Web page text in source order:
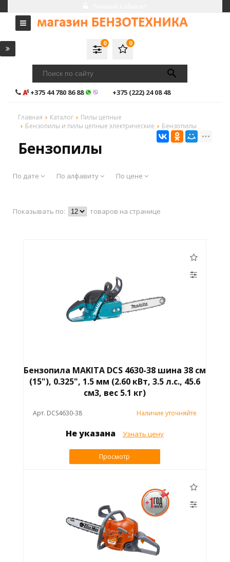
0
0
+375 44 780 86 88 +375 (222) 24 08 48
Главная Каталог
Пилы цепные
Бензопилы и пилы цепные электрические
Бензопилы
Бензопилы
По дате По алфавиту По цене
Показывать по: товаров на странице
Бензопила MAKITA DCS 4630-38 шина 38 см
(15"), 0.325", 1.5 мм (2.60 кВт, 3.5 л.с., 45.6
см3, вес 5.1 кг)
Арт. DCS4630-38 Наличие уточняйте
Не указана Узнать цену
Просмотр